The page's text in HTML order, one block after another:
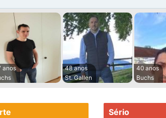
anos
48 anos
St. Gallen
40 anos
Buchs
Sério